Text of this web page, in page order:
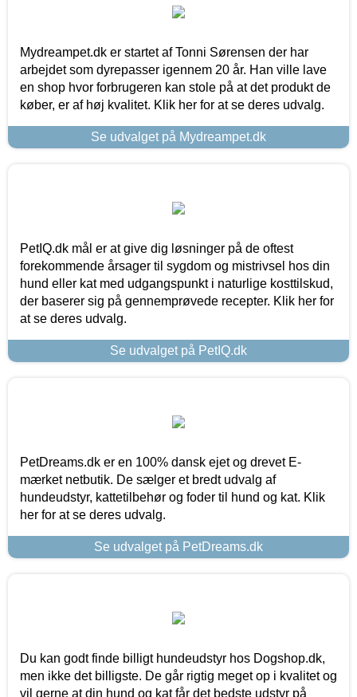
Mydreampet.dk er startet af Tonni Sørensen der har
arbejdet som dyrepasser igennem 20 år. Han ville lave
en shop hvor forbrugeren kan stole på at det produkt de
køber, er af høj kvalitet. Klik her for at se deres udvalg.
Se udvalget på Mydreampet.dk
PetIQ.dk mål er at give dig løsninger på de oftest
forekommende årsager til sygdom og mistrivsel hos din
hund eller kat med udgangspunkt i naturlige kosttilskud,
der baserer sig på gennemprøvede recepter. Klik her for
at se deres udvalg.
Se udvalget på PetIQ.dk
PetDreams.dk er en 100% dansk ejet og drevet E-
mærket netbutik. De sælger et bredt udvalg af
hundeudstyr, kattetilbehør og foder til hund og kat. Klik
her for at se deres udvalg.
Se udvalget på PetDreams.dk
Du kan godt finde billigt hundeudstyr hos Dogshop.dk,
men ikke det billigste. De går rigtig meget op i kvalitet og
vil gerne at din hund og kat får det bedste udstyr på